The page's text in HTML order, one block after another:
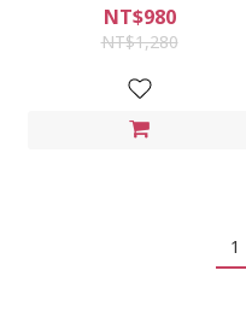
NT$980
NT$1,280
1